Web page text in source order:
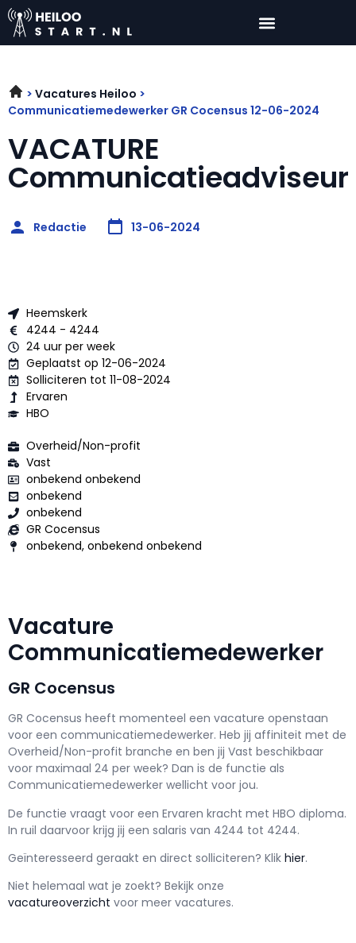
Vacatures Heiloo
Communicatiemedewerker GR Cocensus 12-06-2024
VACATURE
Communicatieadviseur
Redactie 13-06-2024
Heemskerk
4244 - 4244
24 uur per week
Geplaatst op 12-06-2024
Solliciteren tot 11-08-2024
Ervaren
HBO
Overheid/Non-profit
Vast
onbekend onbekend
onbekend
onbekend
GR Cocensus
onbekend, onbekend onbekend
Vacature
Communicatiemedewerker
GR Cocensus
GR Cocensus heeft momenteel een vacature openstaan
voor een communicatiemedewerker. Heb jij affiniteit met de
Overheid/Non-profit branche en ben jij Vast beschikbaar
voor maximaal 24 per week? Dan is de functie als
Communicatiemedewerker wellicht voor jou.
De functie vraagt voor een Ervaren kracht met HBO diploma.
In ruil daarvoor krijg jij een salaris van 4244 tot 4244.
Geïnteresseerd geraakt en direct solliciteren? Klik hier.
Niet helemaal wat je zoekt? Bekijk onze
vacatureoverzicht voor meer vacatures.